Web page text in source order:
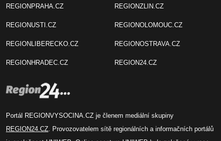
REGIONPRAHA.CZ
REGIONUSTI.CZ
REGIONLIBERECKO.CZ
REGIONHRADEC.CZ
REGIONZLIN.CZ
REGIONOLOMOUC.CZ
REGIONOSTRAVA.CZ
REGION24.CZ
Portál REGIONVYSOCINA.CZ je členem mediální skupiny
REGION24.CZ . Provozovatelem sítě regionálních a informačních portálů